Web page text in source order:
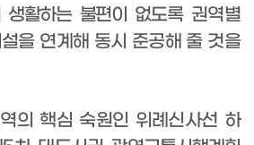
생활하는 불편이 없도록 권역별
을 연계해 동시 준공해 줄 것을
의 핵심 숙원인 위례신사선 하